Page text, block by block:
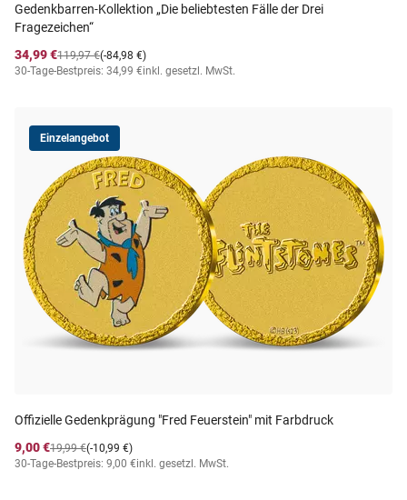
Gedenkbarren-Kollektion „Die beliebtesten Fälle der Drei
Fragezeichen“
34,99 €
(-84,98 €)
119,97 €
30-Tage-Bestpreis: 34,99 €inkl. gesetzl. MwSt.
Einzelangebot
Offizielle Gedenkprägung "Fred Feuerstein" mit Farbdruck
9,00 €
(-10,99 €)
19,99 €
30-Tage-Bestpreis: 9,00 €inkl. gesetzl. MwSt.